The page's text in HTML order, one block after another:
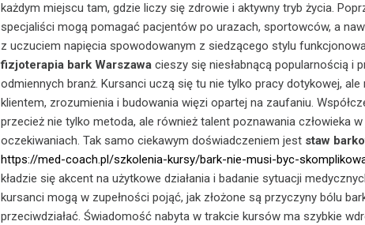
każdym miejscu tam, gdzie liczy się zdrowie i aktywny tryb życia.
specjaliści mogą pomagać pacjentów po urazach, sportowców, a
z uczuciem napięcia spowodowanym z siedzącego stylu
fizjoterapia bark Warszawa cieszy się niesłabnącą popularnością i
odmiennych branż. Kursanci uczą się tu nie tylko pracy dotykowej,
klientem, zrozumienia i budowania więzi opartej na zaufaniu.
przecież nie tylko metoda, ale również talent poznawania człowieka
oczekiwaniach. Tak samo ciekawym doświadczeniem jest staw
https://med-coach.pl/szkolenia-kursy/bark-nie-musi-byc-
kładzie się akcent na użytkowe działania i badanie sytuacji
kursanci mogą w zupełności pojąć, jak złożone są przyczyny bólu
przeciwdziałać. Świadomość nabyta w trakcie kursów ma szybkie